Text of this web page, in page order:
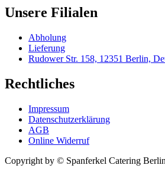
Unsere Filialen
Abholung
Lieferung
Rudower Str. 158, 12351 Berlin,
Rechtliches
Impressum
Datenschutzerklärung
AGB
Online Widerruf
Copyright by © Spanferkel Catering